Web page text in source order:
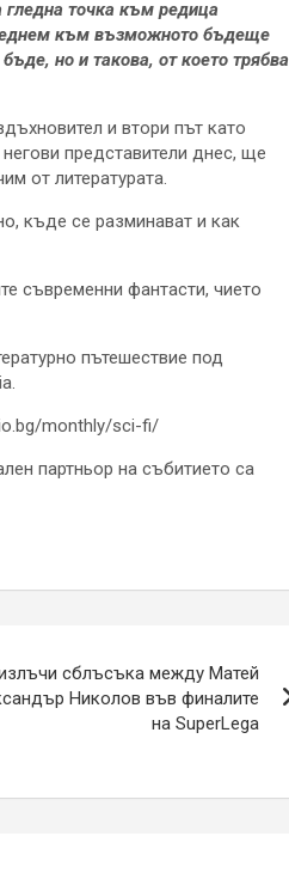
гледна точка към редица
към възможното бъдеще
но и такова, от което трябва
и втори път като
представители днес, ще
от литературата.
къде се разминават и как
съвременни фантасти, чието
пътешествие под
monthly/sci-fi/
партньор на събитието са
сблъсъка между Матей
Николов във финалите
на SuperLega